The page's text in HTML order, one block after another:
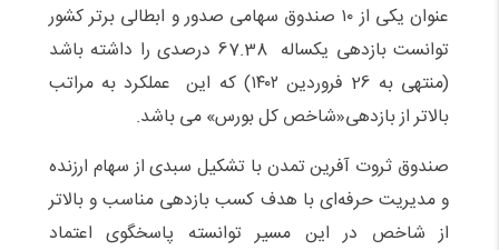
عنوان یکی از ۱۰ صندوق سهامی صدور و ابطالی برتر کشور
توانست بازدهی یکساله 67.38 درصدی را داشته باشد
(منتهی به 26 فروردین ۱۴۰۲) که این عملکرد به مراتب
بالاتر از بازدهی«شاخص کل بورس» می باشد.
صندوق ثروت آفرین تمدن با تشکیل سبدی از سهام ارزنده
و مدیریت حرفه‌ای با هدف کسب بازدهی مناسب و بالاتر
از شاخص در این مسیر توانسته پاسخگوی اعتماد